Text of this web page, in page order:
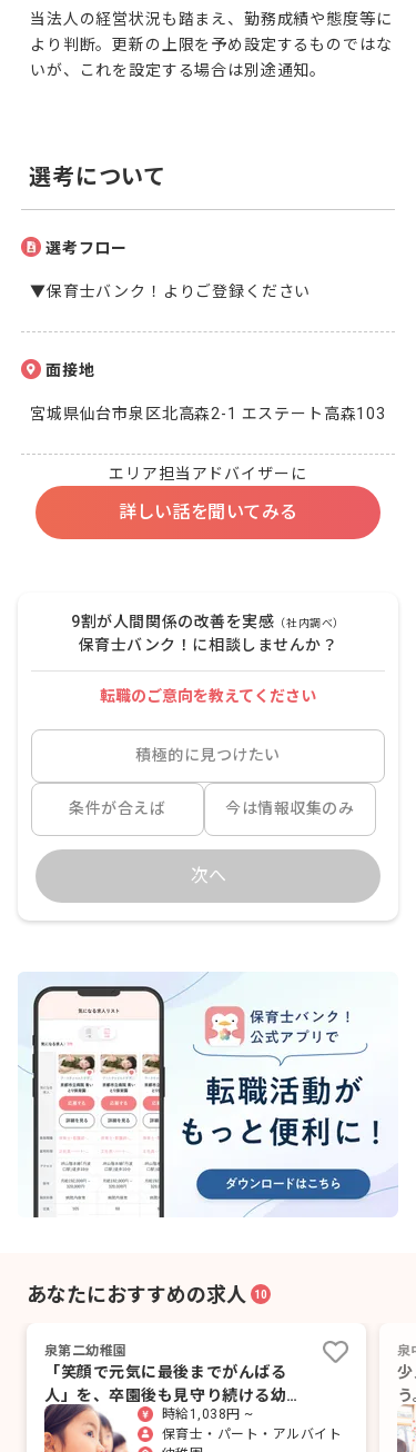
当法人の経営状況も踏まえ、勤務成績や態度等に
より判断。更新の上限を予め設定するものではな
いが、これを設定する場合は別途通知。
選考について
選考フロー
▼保育士バンク！よりご登録ください
面接地
宮城県仙台市泉区北高森2-1 エステート高森103
エリア担当アドバイザーに
詳しい話を聞いてみる
9割が人間関係の改善を実感 （社内調べ）
保育士バンク！に相談しませんか？
転職のご意向を教えてください
積極的に見つけたい
条件が合えば 今は情報収集のみ
次へ
あなたにおすすめの求人 10
泉第二幼稚園
「笑顔で元気に最後までがんばる
人」を、卒園後も見守り続ける幼稚
園です。
時給1,038円 ~
保育士・パート・アルバイト
泉
ん